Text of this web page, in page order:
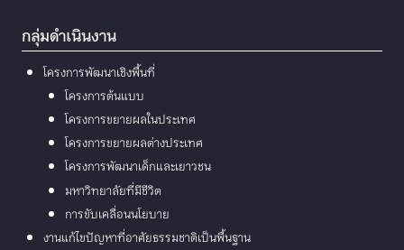
กลุ่มดำเนินงาน
โครงการพัฒนาเชิงพื้นที่
โครงการต้นแบบ
โครงการขยายผลในประเทศ
โครงการขยายผลต่างประเทศ
โครงการพัฒนาเด็กและเยาวชน
มหาวิทยาลัยที่มีชีวิต
การขับเคลื่อนนโยบาย
งานแก้ไขปัญหาที่อาศัยธรรมชาติเป็นพื้นฐาน